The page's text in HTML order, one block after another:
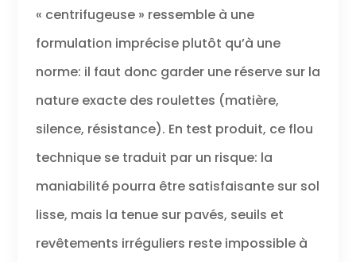
« centrifugeuse » ressemble à une
formulation imprécise plutôt qu’à une
norme: il faut donc garder une réserve sur la
nature exacte des roulettes (matière,
silence, résistance). En test produit, ce flou
technique se traduit par un risque: la
maniabilité pourra être satisfaisante sur sol
lisse, mais la tenue sur pavés, seuils et
revêtements irréguliers reste impossible à